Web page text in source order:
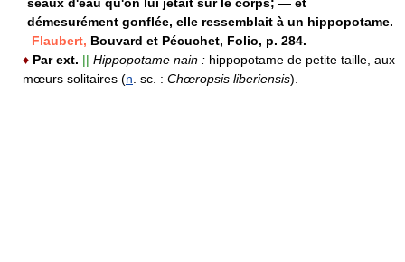
seaux d'eau qu'on lui jetait sur le corps; — et
démesurément gonflée, elle ressemblait à un hippopotame.
Flaubert, Bouvard et Pécuchet, Folio, p. 284.
♦ Par ext. || Hippopotame nain : hippopotame de petite taille, aux
mœurs solitaires (n. sc. : Chœropsis liberiensis).